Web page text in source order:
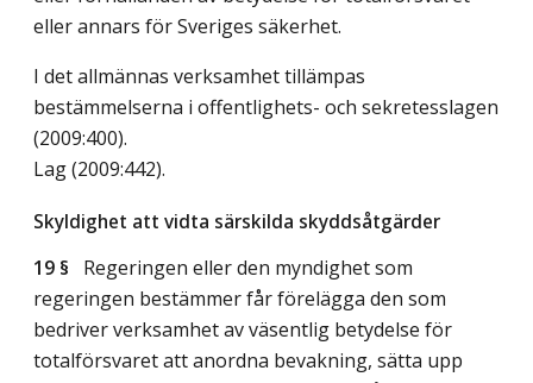
eller annars för Sveriges säkerhet.
I det allmännas verksamhet tillämpas
bestämmelserna i offentlighets- och sekretesslagen
(2009:400).
Lag (2009:442).
Skyldighet att vidta särskilda skyddsåtgärder
19 § Regeringen eller den myndighet som
regeringen bestämmer får förelägga den som
bedriver verksamhet av väsentlig betydelse för
totalförsvaret att anordna bevakning, sätta upp